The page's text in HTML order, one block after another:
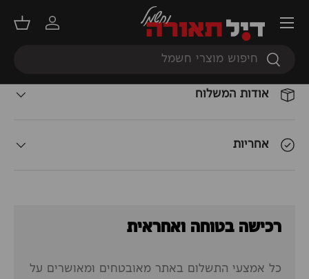
חיפוש
חיפוש
התחברות
סל
תפריט
תאור המוצר
אודות המשלוח
אחריות
רכישה בטוחה ואחראית
כל אמצעי התשלום באתר מאובטחים ומאושרים על